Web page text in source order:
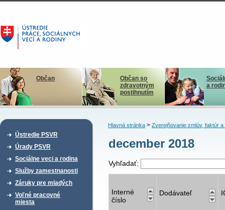
Občan
Občan so
zdravotným
postihnutím
a
Ústredie PSVR
Úrady PSVR
Sociálne veci a rodina
Služby zamestnanosti
Záruky pre mladých
Voľné pracovné
miesta
Hlavná stránka> Zverejňovanie zmlúv, faktúr a
december 2018
Vyhľadať:
Interné
číslo
Dodávateľ